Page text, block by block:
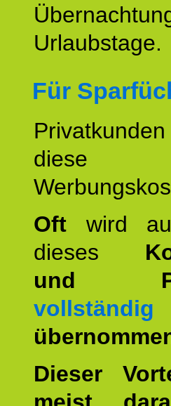
Urlaubstage.
Für
diese
Oft wird
dieses
und
vollständig
Dieser